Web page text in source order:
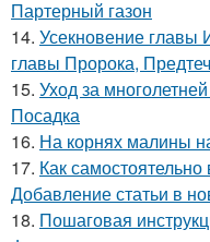
Партерный газон
14. Усекновение главы
главы Пророка,
15. Уход за
Посадка
16. На корнях малины
17. Как
Добавление статьи в
18. Пошаговая